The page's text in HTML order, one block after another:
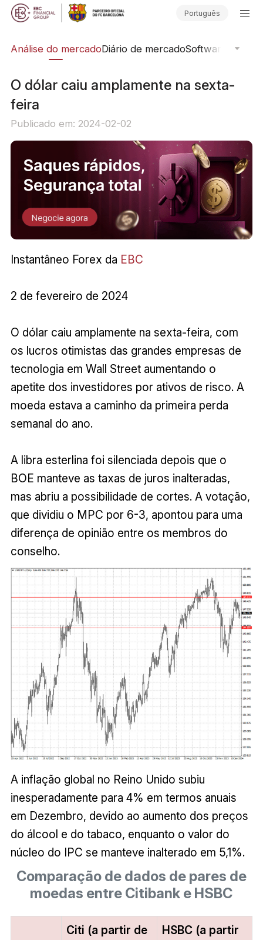
Português
Análise do mercadoDiário de mercadoSoftware de
O dólar caiu amplamente na sexta-
feira
Publicado em: 2024-02-02
Instantâneo Forex da EBC
2 de fevereiro de 2024
O dólar caiu amplamente na sexta-feira, com
os lucros otimistas das grandes empresas de
tecnologia em Wall Street aumentando o
apetite dos investidores por ativos de risco. A
moeda estava a caminho da primeira perda
semanal do ano.
A libra esterlina foi silenciada depois que o
BOE manteve as taxas de juros inalteradas,
mas abriu a possibilidade de cortes. A votação,
que dividiu o MPC por 6-3, apontou para uma
diferença de opinião entre os membros do
conselho.
A inflação global no Reino Unido subiu
inesperadamente para 4% em termos anuais
em Dezembro, devido ao aumento dos preços
do álcool e do tabaco, enquanto o valor do
núcleo do IPC se manteve inalterado em 5,1%.
Comparação de dados de pares de
moedas entre Citibank e HSBC
Citi (a partir de
HSBC (a partir